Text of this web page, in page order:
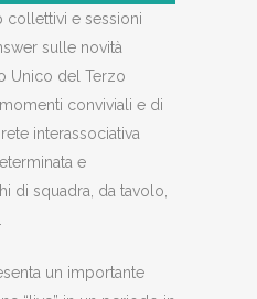
collettivi e sessioni
sulle novità
Unico del Terzo
conviviali e di
interassociativa
e
di squadra, da tavolo,
un importante